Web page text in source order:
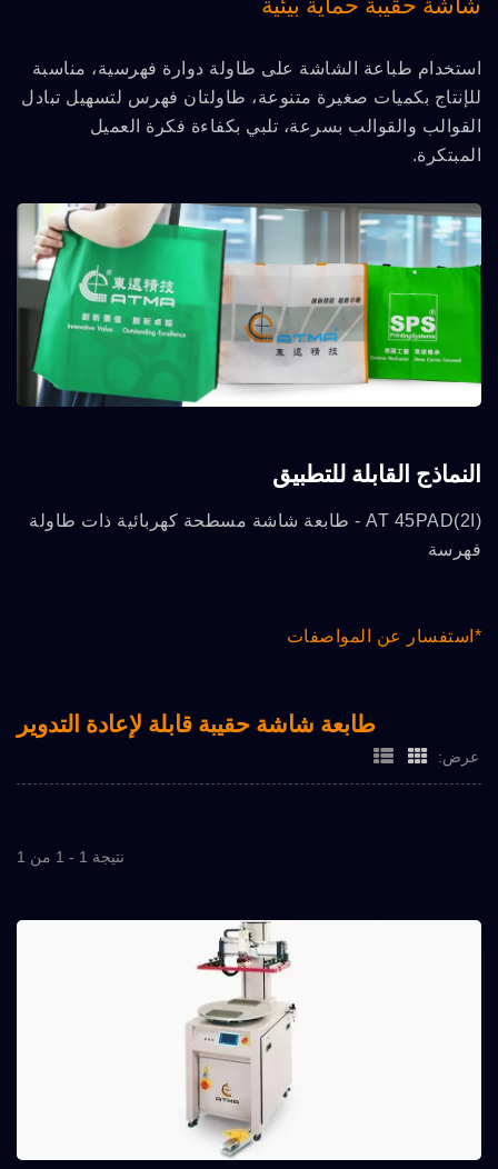
استخدام طباعة الشاشة على طاولة دوارة فهرسية، مناسبة
للإنتاج بكميات صغيرة متنوعة، طاولتان فهرس لتسهيل تبادل
القوالب والقوالب بسرعة، تلبي بكفاءة فكرة العميل
المبتكرة.
النماذج القابلة للتطبيق
AT 45PAD(2I) - طابعة شاشة مسطحة كهربائية ذات طاولة
فهرسة
*استفسار عن المواصفات
طابعة شاشة حقيبة قابلة لإعادة التدوير
عرض:
نتيجة 1 - 1 من 1